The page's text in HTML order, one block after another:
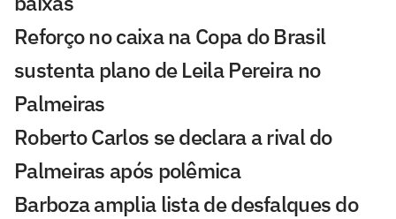
Reforço no caixa na Copa do Brasil
sustenta plano de Leila Pereira no
Palmeiras
Roberto Carlos se declara a rival do
Palmeiras após polêmica
Barboza amplia lista de desfalques do